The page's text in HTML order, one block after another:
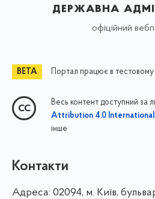
державна
офіційний
Портал працює в
Весь контент доступний за
Attribution 4.0 International
інше
Контакти
Адреса: 02094, м. Київ,